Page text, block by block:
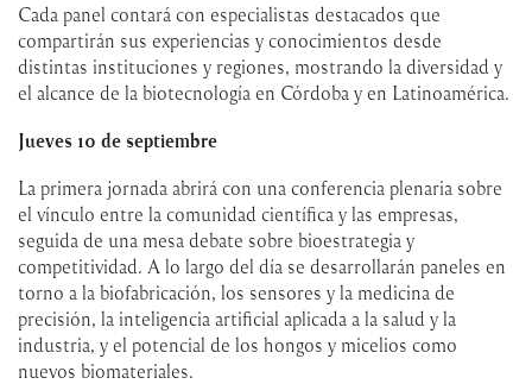
Cada panel contará con especialistas destacados que
compartirán sus experiencias y conocimientos desde
distintas instituciones y regiones, mostrando la diversidad y
el alcance de la biotecnología en Córdoba y en Latinoamérica.
Jueves 10 de septiembre
La primera jornada abrirá con una conferencia plenaria sobre
el vínculo entre la comunidad científica y las empresas,
seguida de una mesa debate sobre bioestrategia y
competitividad. A lo largo del día se desarrollarán paneles en
torno a la biofabricación, los sensores y la medicina de
precisión, la inteligencia artificial aplicada a la salud y la
industria, y el potencial de los hongos y micelios como
nuevos biomateriales.